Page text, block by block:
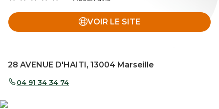
VOIR LE SITE
28 AVENUE D'HAITI, 13004 Marseille
04 91 34 34 74